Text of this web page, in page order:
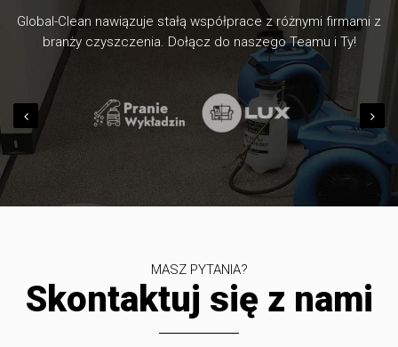
Global-Clean nawiązuje stałą współprace z różnymi firmami z
branży czyszczenia. Dołącz do naszego Teamu i Ty!
MASZ PYTANIA?
Skontaktuj się z nami